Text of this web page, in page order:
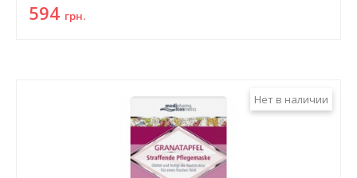
594 грн.
Нет в наличии